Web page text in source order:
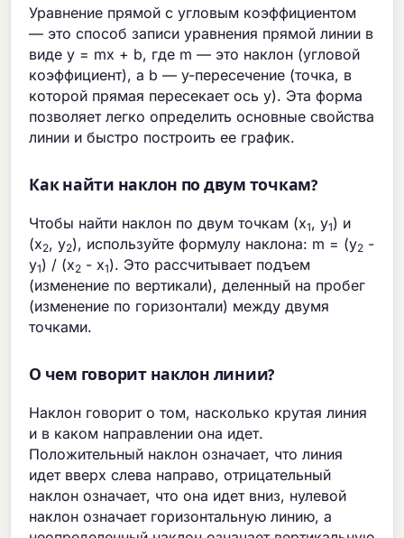
Уравнение прямой с угловым коэффициентом
— это способ записи уравнения прямой линии в
виде y = mx + b, где m — это наклон (угловой
коэффициент), а b — y-пересечение (точка, в
которой прямая пересекает ось y). Эта форма
позволяет легко определить основные свойства
линии и быстро построить ее график.
Как найти наклон по двум точкам?
Чтобы найти наклон по двум точкам (x1, y1) и
(x2, y2), используйте формулу наклона: m = (y2 -
y1) / (x2 - x1). Это рассчитывает подъем
(изменение по вертикали), деленный на пробег
(изменение по горизонтали) между двумя
точками.
О чем говорит наклон линии?
Наклон говорит о том, насколько крутая линия
и в каком направлении она идет.
Положительный наклон означает, что линия
идет вверх слева направо, отрицательный
наклон означает, что она идет вниз, нулевой
наклон означает горизонтальную линию, а